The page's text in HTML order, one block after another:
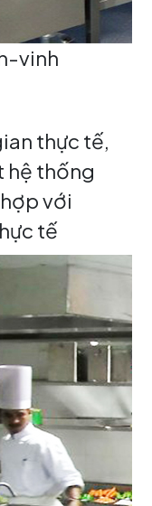
vinh
thực tế,
hệ thống
với
tế